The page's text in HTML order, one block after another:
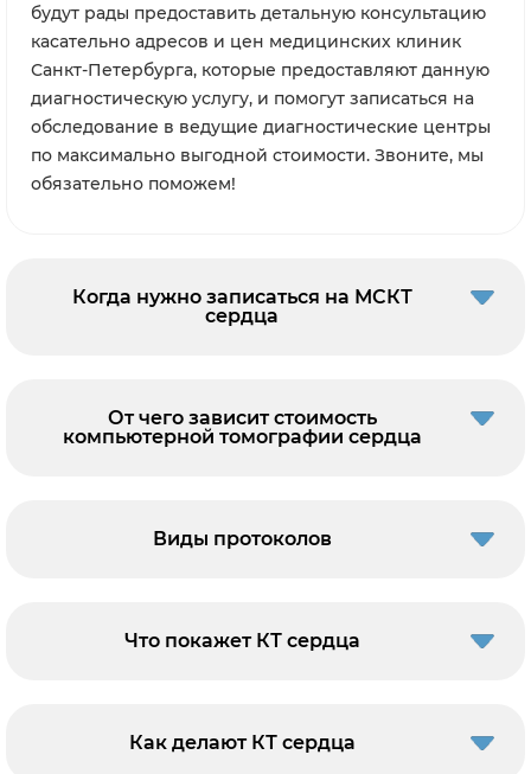
будут рады предоставить детальную консультацию
касательно адресов и цен медицинских клиник
Санкт-Петербурга, которые предоставляют данную
диагностическую услугу, и помогут записаться на
обследование в ведущие диагностические центры
по максимально выгодной стоимости. Звоните, мы
обязательно поможем!
Когда нужно записаться на МСКТ
сердца
От чего зависит стоимость
компьютерной томографии сердца
Виды протоколов
Что покажет КТ сердца
Как делают КТ сердца